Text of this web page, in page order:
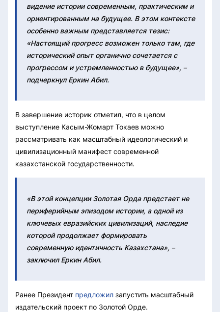
видение истории современным, практическим и
ориентированным на будущее. В этом контексте
особенно важным представляется тезис:
«Настоящий прогресс возможен только там, где
исторический опыт органично сочетается с
прогрессом и устремленностью в будущее», –
подчеркнул Еркин Абил.
В завершение историк отметил, что в целом
выступление Касым-Жомарт Токаев можно
рассматривать как масштабный идеологический и
цивилизационный манифест современной
казахстанской государственности.
«В этой концепции Золотая Орда предстает не
периферийным эпизодом истории, а одной из
ключевых евразийских цивилизаций, наследие
которой продолжает формировать
современную идентичность Казахстана», –
заключил Еркин Абил.
Ранее Президент предложил запустить масштабный
издательский проект по Золотой Орде.